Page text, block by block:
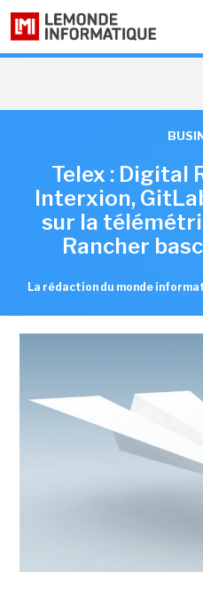
Telex : Digital
Interxion,
sur la
Rancher
La rédaction du monde